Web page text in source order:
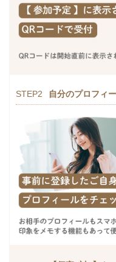
STEP2 自分のプロフィ